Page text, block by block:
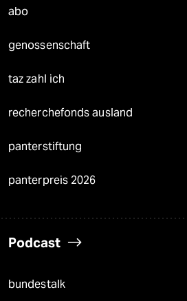
abo
genossenschaft
taz zahl ich
recherchefonds ausland
panterstiftung
panterpreis 2026
Podcast
bundestalk